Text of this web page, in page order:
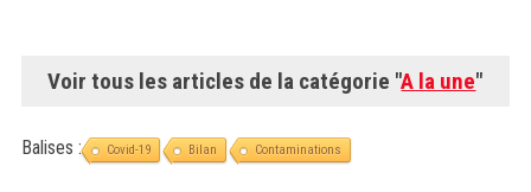
Voir tous les articles de la catégorie "A la une"
Balises : Covid-19 Bilan Contaminations